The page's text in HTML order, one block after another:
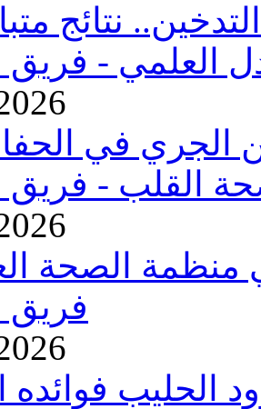
نتائج
العلمي - فريق
الجري في
القلب - فريق
منظمة الصحة
فريق
الحليب فوائده